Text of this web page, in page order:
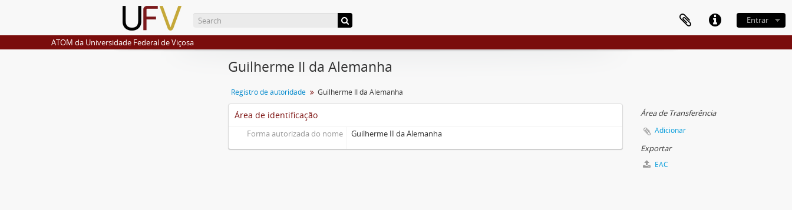
Entrar
ATOM da Universidade Federal de Viçosa
Guilherme II da Alemanha
Registro de autoridade Guilherme II da Alemanha
Área de identificação
Forma autorizada do nome Guilherme II da Alemanha
Área de Transferência
Adicionar
Exportar
EAC